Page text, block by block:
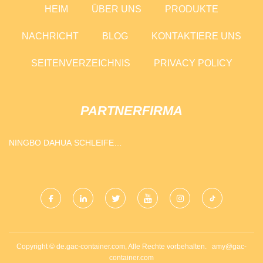
HEIM ÜBER UNS PRODUKTE
NACHRICHT BLOG KONTAKTIERE UNS
SEITENVERZEICHNIS PRIVACY POLICY
PARTNERFIRMA
NINGBO DAHUA SCHLEIFEN
Copyright © de.gac-container.com, Alle Rechte vorbehalten. amy@gac-
container.com